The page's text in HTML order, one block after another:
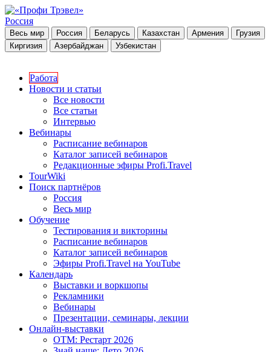
Россия
Весь мир Россия Беларусь Казахстан Армения
Грузия
Киргизия
Азербайджан Узбекистан
Работа
Новости и статьи
Все новости
Все статьи
Интервью
Вебинары
Расписание вебинаров
Каталог записей вебинаров
Редакционные эфиры Profi.Travel
TourWiki
Поиск партнёров
Россия
Весь мир
Обучение
Тестирования и викторины
Расписание вебинаров
Каталог записей вебинаров
Эфиры Profi.Travel на YouTube
Календарь
Выставки и воркшопы
Рекламники
Вебинары
Презентации, семинары, лекции
Онлайн-выставки
OTM: Рестарт 2026